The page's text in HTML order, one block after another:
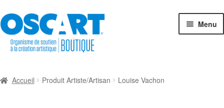
Aller
à
Aller
au
contenu
Menu
Accueil Produit Artiste/Artisan Louise Vachon